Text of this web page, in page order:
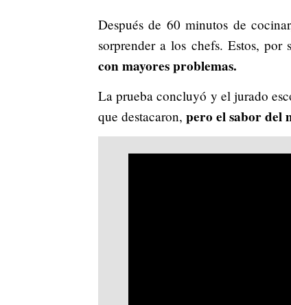
Después de 60 minutos de
sorprender a los chefs. Estos, por
con mayores problemas.
La prueba concluyó y el jurado
que destacaron, pero el sabor del